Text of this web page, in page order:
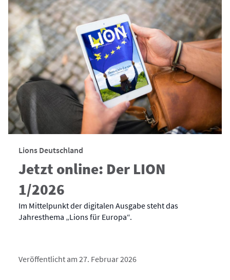
Lions Deutschland
Jetzt online: Der LION
1/2026
Im Mittelpunkt der digitalen Ausgabe steht das
Jahresthema „Lions für Europa“.
Veröffentlicht am 27. Februar 2026